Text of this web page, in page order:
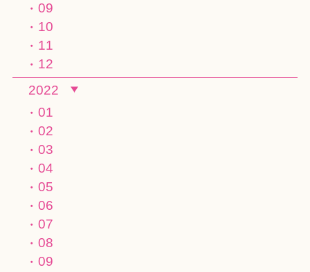
09
10
11
12
2022
01
02
03
04
05
06
07
08
09